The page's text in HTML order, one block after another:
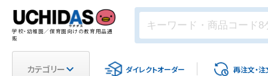
学校・幼稚園／保育園向けの教育用品通
販
カテゴリー ダイレクトオーダー 再注文・注